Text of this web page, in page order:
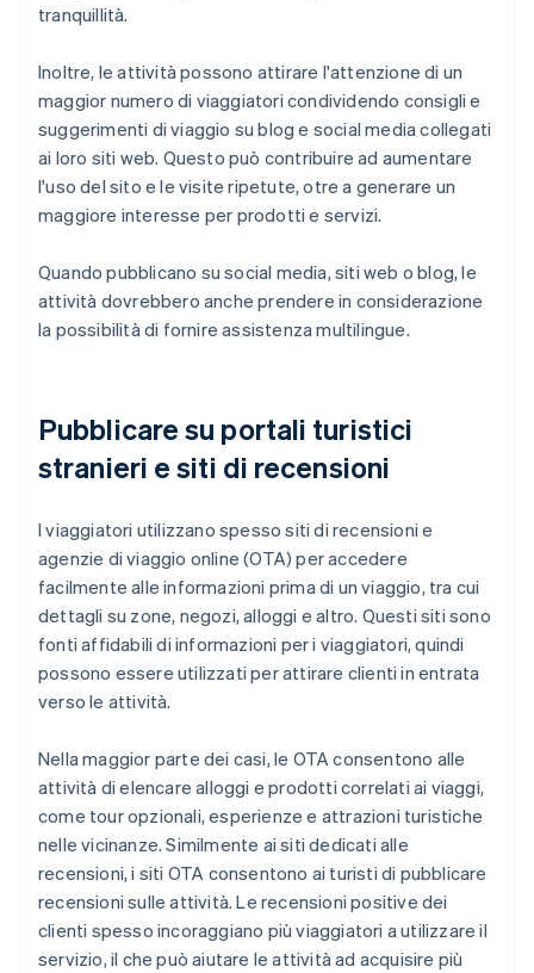
tranquillità.
Inoltre, le attività possono attirare l'attenzione di un
maggior numero di viaggiatori condividendo consigli e
suggerimenti di viaggio su blog e social media collegati
ai loro siti web. Questo può contribuire ad aumentare
l'uso del sito e le visite ripetute, otre a generare un
maggiore interesse per prodotti e servizi.
Quando pubblicano su social media, siti web o blog, le
attività dovrebbero anche prendere in considerazione
la possibilità di fornire assistenza multilingue.
Pubblicare su portali turistici
stranieri e siti di recensioni
I viaggiatori utilizzano spesso siti di recensioni e
agenzie di viaggio online (OTA) per accedere
facilmente alle informazioni prima di un viaggio, tra cui
dettagli su zone, negozi, alloggi e altro. Questi siti sono
fonti affidabili di informazioni per i viaggiatori, quindi
possono essere utilizzati per attirare clienti in entrata
verso le attività.
Nella maggior parte dei casi, le OTA consentono alle
attività di elencare alloggi e prodotti correlati ai viaggi,
come tour opzionali, esperienze e attrazioni turistiche
nelle vicinanze. Similmente ai siti dedicati alle
recensioni, i siti OTA consentono ai turisti di pubblicare
recensioni sulle attività. Le recensioni positive dei
clienti spesso incoraggiano più viaggiatori a utilizzare il
servizio, il che può aiutare le attività ad acquisire più